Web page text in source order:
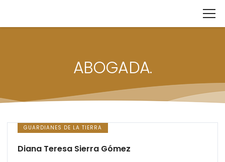
ABOGADA.
GUARDIANES DE LA TIERRA
Diana Teresa Sierra Gómez